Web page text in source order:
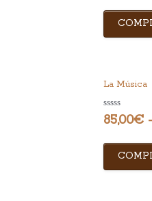
5
La Música
Rated
0
5
85,00€